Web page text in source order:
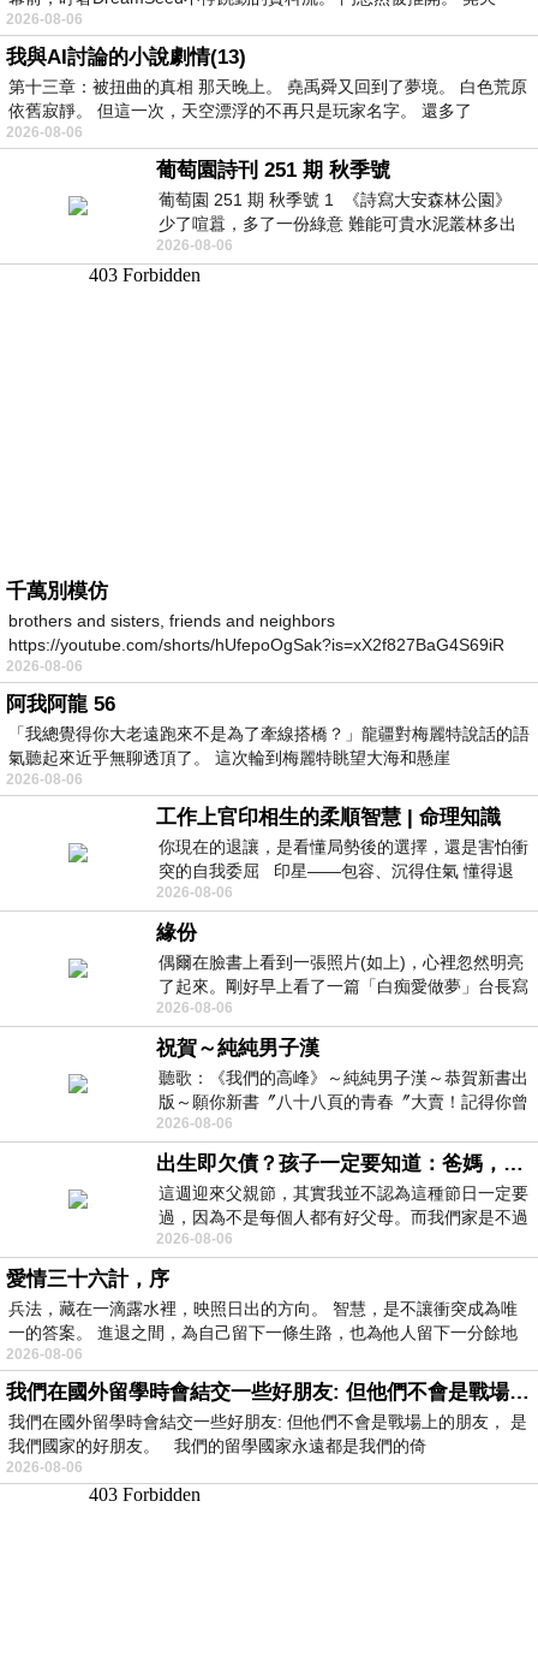
2026-08-06
我與AI討論的小說劇情(13)
第十三章：被扭曲的真相 那天晚上。 堯禹舜又回到了夢境。 白色荒原
依舊寂靜。 但這一次，天空漂浮的不再只是玩家名字。 還多了
2026-08-06
葡萄園詩刊 251 期 秋季號
葡萄園 251 期 秋季號 1 《詩寫大安森林公園》
少了喧囂，多了一份綠意 難能可貴水泥叢林多出
一
2026-08-06
千萬別模仿
brothers and sisters, friends and neighbors
https://youtube.com/shorts/hUfepoOgSak?is=xX2f827BaG4S69iR
https
2026-08-06
阿我阿龍 56
「我總覺得你大老遠跑來不是為了牽線搭橋？」龍疆對梅麗特說話的語
氣聽起來近乎無聊透頂了。 這次輪到梅麗特眺望大海和懸崖
2026-08-06
工作上官印相生的柔順智慧 | 命理知識
你現在的退讓，是看懂局勢後的選擇，還是害怕衝
突的自我委屈 印星——包容、沉得住氣 懂得退
一步觀察，不會
2026-08-06
緣份
偶爾在臉書上看到一張照片(如上)，心裡忽然明亮
了起來。剛好早上看了一篇「白痴愛做夢」台長寫
的貼文，在回顧年輕時瘋狂愛上
2026-08-06
祝賀～純純男子漢
聽歌：《我們的高峰》～純純男子漢～恭賀新書出
版～願你新書〞八十八頁的青春〞大賣！記得你曾
經在我的版留言…「好讚的圖^^感覺大家
2026-08-06
出生即欠債？孩子一定要知道：爸媽，其實我不欠你們
這週迎來父親節，其實我並不認為這種節日一定要
過，因為不是每個人都有好父母。而我們家是不過
節的，平時也沒什麼儀式感，生活趨近冷
2026-08-06
愛情三十六計，序
兵法，藏在一滴露水裡，映照日出的方向。 智慧，是不讓衝突成為唯
一的答案。 進退之間，為自己留下一條生路，也為他人留下一分餘地
2026-08-06
我們在國外留學時會結交一些好朋友: 但他們不會是戰場上的朋友
我們在國外留學時會結交一些好朋友: 但他們不會是戰場上的朋友， 是
我們國家的好朋友。 我們的留學國家永遠都是我們的倚
2026-08-06